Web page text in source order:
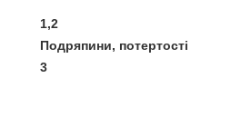
1,2
Подряпини, потертості
3